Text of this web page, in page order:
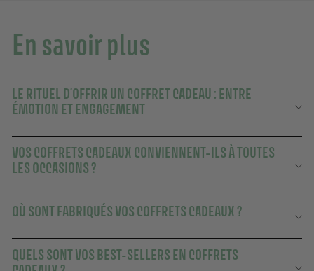
En savoir plus
LE RITUEL D’OFFRIR UN COFFRET CADEAU : ENTRE
ÉMOTION ET ENGAGEMENT
VOS COFFRETS CADEAUX CONVIENNENT-ILS À TOUTES
LES OCCASIONS ?
OÙ SONT FABRIQUÉS VOS COFFRETS CADEAUX ?
QUELS SONT VOS BEST-SELLERS EN COFFRETS